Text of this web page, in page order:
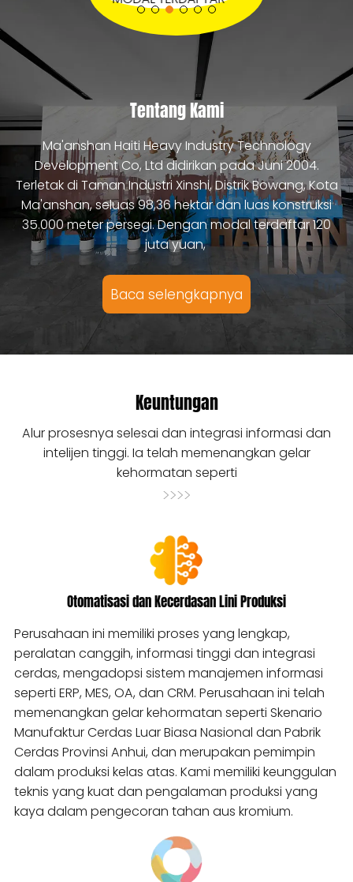
Lengan Pencampur Untuk Pabrik Pencampur Beton
Baca selengkapnya
Bola Penggilingan Pabrik Batubara
Baca selengkapnya
Pelat Lapisan Ketahanan Aus Yang Kuat
Baca selengkapnya
Tentang Kami
Ma'anshan Haiti Heavy Industry Technology
Development Co, Ltd didirikan pada Juni 2004.
Terletak di Taman Industri Xinshi, Distrik Bowang, Kota
Ma'anshan, seluas 98,36 hektar dan luas konstruksi
35.000 meter persegi. Dengan modal terdaftar 120
juta yuan,
Baca selengkapnya
Keuntungan
Alur prosesnya selesai dan integrasi informasi dan
intelijen tinggi. Ia telah memenangkan gelar
kehormatan seperti
>>>>
Otomatisasi dan Kecerdasan Lini Produksi
Perusahaan ini memiliki proses yang lengkap,
peralatan canggih, informasi tinggi dan integrasi
cerdas, mengadopsi sistem manajemen informasi
seperti ERP, MES, OA, dan CRM. Perusahaan ini telah
memenangkan gelar kehormatan seperti Skenario
Manufaktur Cerdas Luar Biasa Nasional dan Pabrik
Cerdas Provinsi Anhui, dan merupakan pemimpin
dalam produksi kelas atas. Kami memiliki keunggulan
teknis yang kuat dan pengalaman produksi yang
kaya dalam pengecoran tahan aus kromium.